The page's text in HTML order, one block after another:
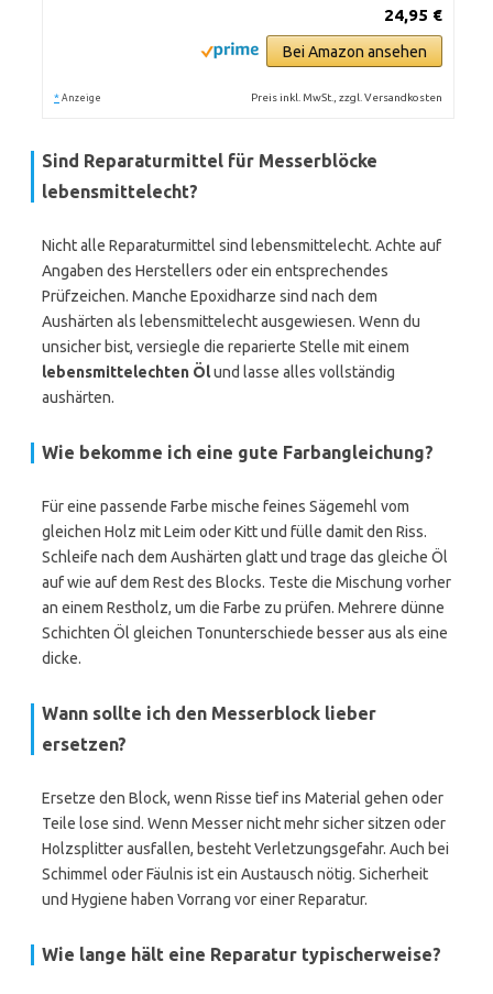
24,95 €
Bei Amazon ansehen
* Anzeige Preis inkl. MwSt., zzgl. Versandkosten
Sind Reparaturmittel für Messerblöcke
lebensmittelecht?
Nicht alle Reparaturmittel sind lebensmittelecht. Achte auf
Angaben des Herstellers oder ein entsprechendes
Prüfzeichen. Manche Epoxidharze sind nach dem
Aushärten als lebensmittelecht ausgewiesen. Wenn du
unsicher bist, versiegle die reparierte Stelle mit einem
lebensmittelechten Ölund lasse alles vollständig
aushärten.
Wie bekomme ich eine gute Farbangleichung?
Für eine passende Farbe mische feines Sägemehl vom
gleichen Holz mit Leim oder Kitt und fülle damit den Riss.
Schleife nach dem Aushärten glatt und trage das gleiche Öl
auf wie auf dem Rest des Blocks. Teste die Mischung vorher
an einem Restholz, um die Farbe zu prüfen. Mehrere dünne
Schichten Öl gleichen Tonunterschiede besser aus als eine
dicke.
Wann sollte ich den Messerblock lieber
ersetzen?
Ersetze den Block, wenn Risse tief ins Material gehen oder
Teile lose sind. Wenn Messer nicht mehr sicher sitzen oder
Holzsplitter ausfallen, besteht Verletzungsgefahr. Auch bei
Schimmel oder Fäulnis ist ein Austausch nötig. Sicherheit
und Hygiene haben Vorrang vor einer Reparatur.
Wie lange hält eine Reparatur typischerweise?